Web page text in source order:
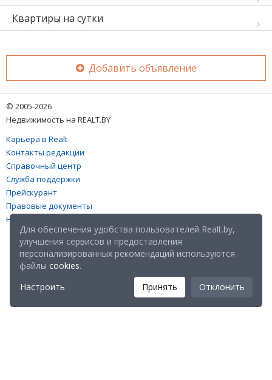
Квартиры на сутки
Добавить объявление
© 2005-2026
Недвижимость на REALT.BY
Карьера в Realt
Контакты редакции
Справочный центр
Служба поддержки
Прейскурант
Правовые документы
Настройка файлов cookies
Для обеспечения удобства пользователей Realt.by,
улучшения сервисов и предоставления
персонализированных рекомендаций используются
файлы cookies.
Настроить
Принять Отклонить